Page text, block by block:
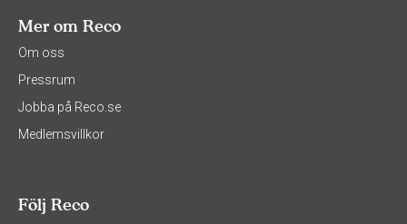
Mer om Reco
Om oss
Pressrum
Jobba på Reco.se
Medlemsvillkor
Följ Reco